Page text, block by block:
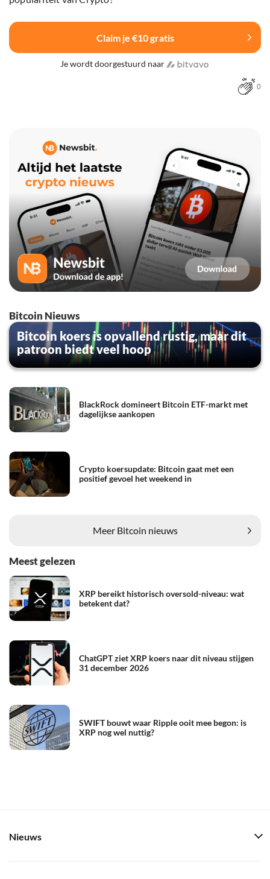
Claim je €10 gratis
Je wordt doorgestuurd naar
0
Bitcoin Nieuws
Bitcoin koers is opvallend rustig, maar dit
patroon biedt veel hoop
BlackRock domineert Bitcoin ETF-markt met
dagelijkse aankopen
Crypto koersupdate: Bitcoin gaat met een
positief gevoel het weekend in
Meer Bitcoin nieuws
Meest gelezen
XRP bereikt historisch oversold-niveau: wat
betekent dat?
ChatGPT ziet XRP koers naar dit niveau stijgen
31 december 2026
SWIFT bouwt waar Ripple ooit mee begon: is
XRP nog wel nuttig?
Nieuws